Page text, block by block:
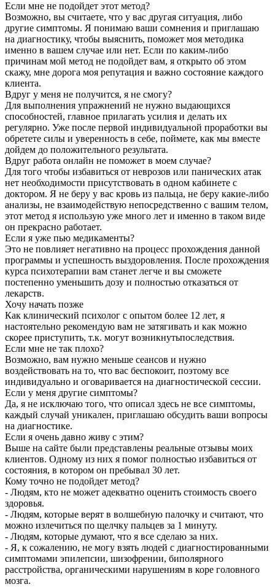
Если мне не подойдет этот метод?
Возможно, вы считаете, что у вас другая ситуация, либо
другие симптомы. Я понимаю ваши сомнения и приглашаю
на диагностику, чтобы выяснить, поможет моя методика
именно в вашем случае или нет. Если по каким-либо
причинам мой метод не подойдет вам, я открыто об этом
скажу, мне дорога моя репутация и важно состояние каждого
клиента.
Вдруг у меня не получится, я не смогу?
Для выполнения упражнений не нужно выдающихся
способностей, главное прилагать усилия и делать их
регулярно. Уже после первой индивидуальной проработки вы
обретете силы и уверенность в себе, поймете, как мы вместе
дойдем до положительного результата.
Вдруг работа онлайн не поможет в моем случае?
Для того чтобы избавиться от неврозов или панических атак
нет необходимости присутствовать в одном кабинете с
доктором. Я не беру у вас кровь из пальца, не беру какие-либо
анализы, не взаимодействую непосредственно с вашим телом,
этот метод я использую уже много лет и именно в таком виде
он прекрасно работает.
Если я уже пью медикаменты?
Это не повлияет негативно на процесс прохождения данной
программы и успешность выздоровления. После прохождения
курса психотерапии вам станет легче и вы сможете
постепенно уменьшить дозу и полностью отказаться от
лекарств.
Хочу начать позже
Как клинический психолог с опытом более 12 лет, я
настоятельно рекомендую вам не затягивать и как можно
скорее приступить, т.к. могут возникнутьпоследствия.
Если мне не так плохо?
Возможно, вам нужно меньше сеансов и нужно
воздействовать на то, что вас беспокоит, поэтому все
индивидуально и оговаривается на диагностической сессии.
Если у меня другие симптомы?
Да, я не исключаю того, что описал здесь не все симптомы,
каждый случай уникален, приглашаю обсудить ваши вопросы
на диагностике.
Если я очень давно живу с этим?
Выше на сайте были представлены реальные отзывы моих
клиентов. Одному из них я помог полностью избавиться от
состояния, в котором он пребывал 30 лет.
Кому точно не подойдет метод?
- Людям, кто не может адекватно оценить стоимость своего
здоровья.
- Людям, которые верят в волшебную палочку и считают, что
можно излечиться по щелчку пальцев за 1 минуту.
- Людям, которые думают, что я все сделаю за них.
- Я, к сожалению, не могу взять людей с диагностированными
симптомами эпилепсии, шизофрении, биполярного
расстройства, органическими нарушениям в коре головного
мозга.